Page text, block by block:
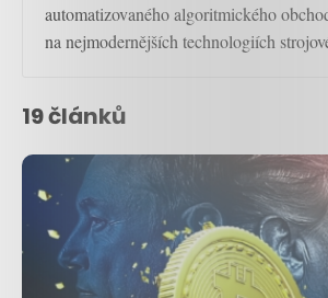
automatizovaného algoritmického
na nejmodernějších technologiích
19 článků